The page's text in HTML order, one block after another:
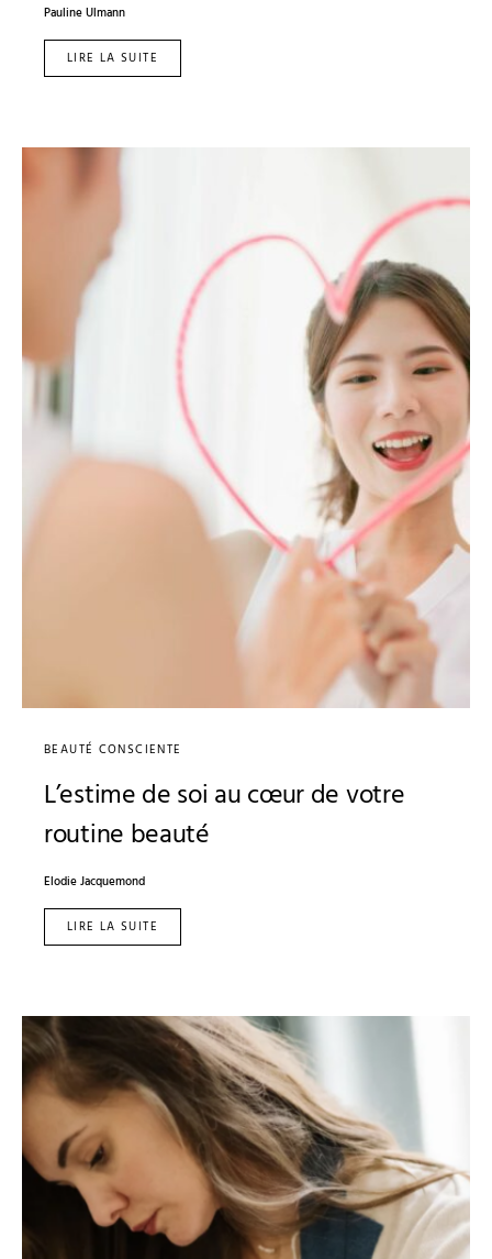
Pauline Ulmann
LIRE LA SUITE
BEAUTÉ CONSCIENTE
L’estime de soi au cœur de votre
routine beauté
Elodie Jacquemond
LIRE LA SUITE